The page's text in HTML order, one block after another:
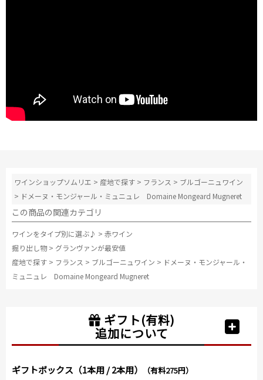
ワインショップソムリエ > 産地で探す > フランス > ブルゴーニュワイン
> ドメーヌ・モンジャール・ミュニュレ Domaine Mongeard Mugneret
この商品の関連カテゴリ
ワインをタイプ別に選ぶ♪ > 赤ワイン
掘り出し物 > グランヴァンが最安値
産地で探す > フランス > ブルゴーニュワイン > ドメーヌ・モンジャール・
ミュニュレ Domaine Mongeard Mugneret
ギフト(有料)
追加について
ギフトボックス（1本用 / 2本用） （有料275円）